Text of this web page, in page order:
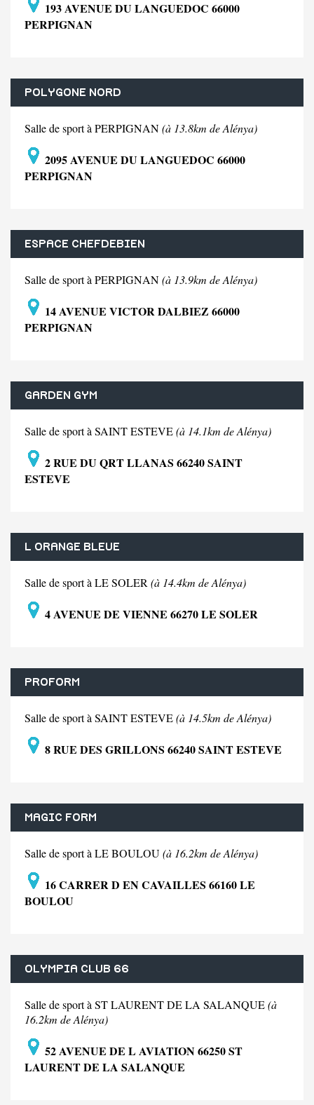
193 AVENUE DU LANGUEDOC 66000
PERPIGNAN
POLYGONE NORD
Salle de sport à PERPIGNAN(à 13.8km de Alénya)
2095 AVENUE DU LANGUEDOC 66000
PERPIGNAN
ESPACE CHEFDEBIEN
Salle de sport à PERPIGNAN(à 13.9km de Alénya)
14 AVENUE VICTOR DALBIEZ 66000
PERPIGNAN
GARDEN GYM
Salle de sport à SAINT ESTEVE(à 14.1km de Alénya)
2 RUE DU QRT LLANAS 66240 SAINT
ESTEVE
L ORANGE BLEUE
Salle de sport à LE SOLER (à 14.4km de Alénya)
4 AVENUE DE VIENNE 66270 LE SOLER
PROFORM
Salle de sport à SAINT ESTEVE(à 14.5km de Alénya)
8 RUE DES GRILLONS 66240 SAINT ESTEVE
MAGIC FORM
Salle de sport à LE BOULOU(à 16.2km de Alénya)
16 CARRER D EN CAVAILLES 66160 LE
BOULOU
OLYMPIA CLUB 66
Salle de sport à ST LAURENT DE LA SALANQUE(à
16.2km de Alénya)
52 AVENUE DE L AVIATION 66250 ST
LAURENT DE LA SALANQUE